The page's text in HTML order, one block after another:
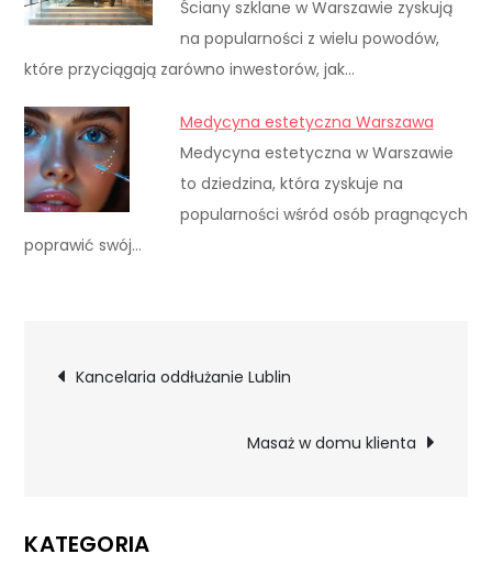
Ściany szklane w Warszawie zyskują
na popularności z wielu powodów,
które przyciągają zarówno inwestorów, jak…
Medycyna estetyczna Warszawa
Medycyna estetyczna w Warszawie
to dziedzina, która zyskuje na
popularności wśród osób pragnących
poprawić swój…
Nawigacja
Kancelaria oddłużanie Lublin
Masaż w domu klienta
KATEGORIA